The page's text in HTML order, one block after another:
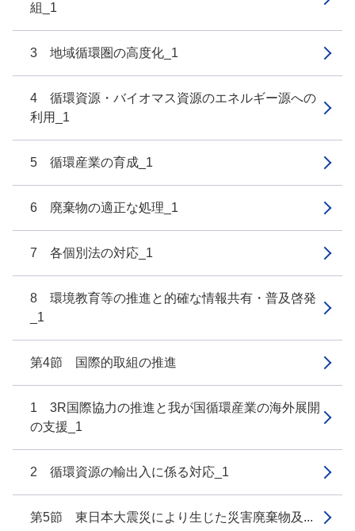
組_1
3 地域循環圏の高度化_1
4 循環資源・バイオマス資源のエネルギー源への
利用_1
5 循環産業の育成_1
6 廃棄物の適正な処理_1
7 各個別法の対応_1
8 環境教育等の推進と的確な情報共有・普及啓発
_1
第4節 国際的取組の推進
1 3R国際協力の推進と我が国循環産業の海外展開
の支援_1
2 循環資源の輸出入に係る対応_1
第5節 東日本大震災により生じた災害廃棄物及...